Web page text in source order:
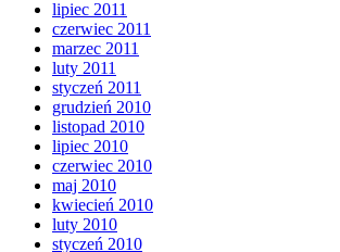
lipiec 2011
czerwiec 2011
marzec 2011
luty 2011
styczeń 2011
grudzień 2010
listopad 2010
lipiec 2010
czerwiec 2010
maj 2010
kwiecień 2010
luty 2010
styczeń 2010